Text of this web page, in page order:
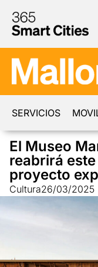
SERVICIOS
El Museo
reabrirá
proyecto
Cultura26/03/2025